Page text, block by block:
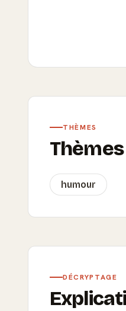
THÈMES
humour
DÉCRYPTAGE